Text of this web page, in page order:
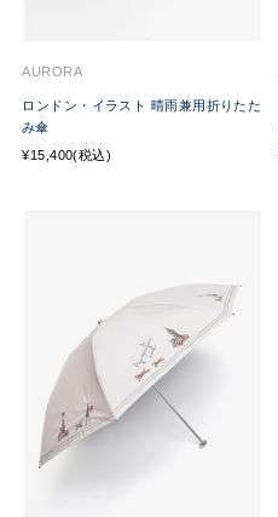
AURORA
ロンドン・イラスト 晴雨兼用折りたた
み傘
¥15,400(税込)